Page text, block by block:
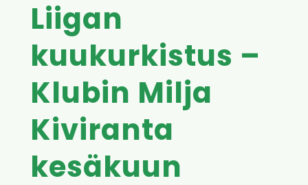
Liigan
kuukurkistus –
Klubin Milja
Kiviranta
kesäkuun